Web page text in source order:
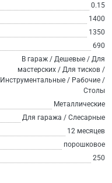
0.15
1400
1350
690
В гараж / Дешевые / Для
мастерских / Для тисков /
Инструментальные / Рабочие /
Столы
Металлические
Для гаража / Слесарные
12 месяцев
порошковое
250